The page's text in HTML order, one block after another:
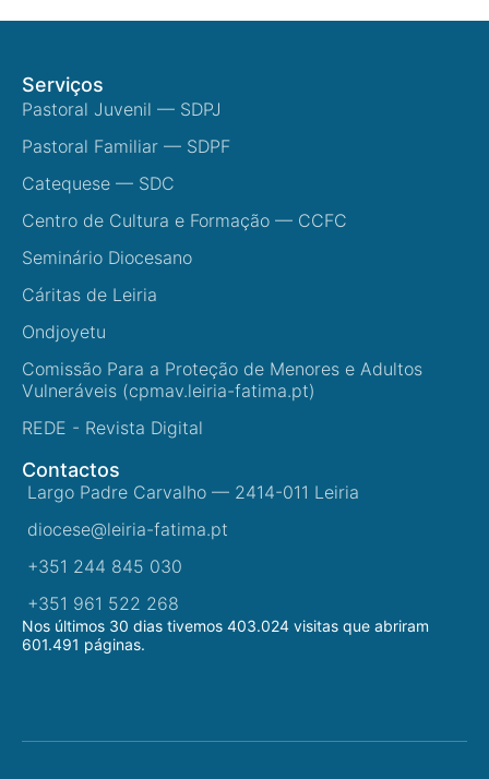
Serviços
Pastoral Juvenil — SDPJ
Pastoral Familiar — SDPF
Catequese — SDC
Centro de Cultura e Formação — CCFC
Seminário Diocesano
Cáritas de Leiria
Ondjoyetu
Comissão Para a Proteção de Menores e Adultos
Vulneráveis (cpmav.leiria-fatima.pt)
REDE - Revista Digital
Contactos
Largo Padre Carvalho — 2414-011 Leiria
diocese@leiria-fatima.pt
+351 244 845 030
+351 961 522 268
Nos últimos 30 dias tivemos 403.024 visitas que abriram
601.491 páginas.